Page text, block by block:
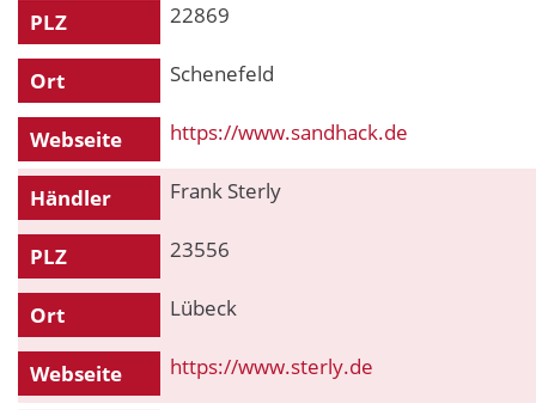
PLZ 22869
Ort Schenefeld
Webseite https://www.sandhack.de
Händler Frank Sterly
PLZ 23556
Ort Lübeck
Webseite https://www.sterly.de